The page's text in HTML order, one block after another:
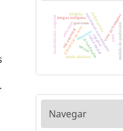
depresiónestudiantes universitarios
diferencias de sexo salud mental
g-cuádruples
virus de humanos
genomas
antivirales delincuencia
perú
lengua indígena
hñähñu
español
red neuronal modelo de predicción
insatisfacción corporal méxico
estrés abiótico
Navegar